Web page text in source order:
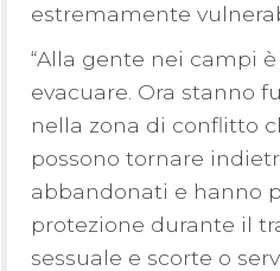
estremamente
“Alla gente nei campi
evacuare. Ora stanno
nella zona di conflitto
possono tornare
abbandonati e hanno
protezione durante il
sessuale e scorte o